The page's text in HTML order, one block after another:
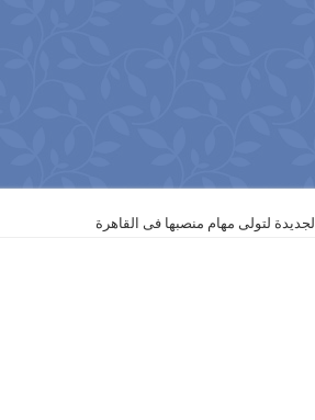
لتولى مهام منصبها فى القاهرة